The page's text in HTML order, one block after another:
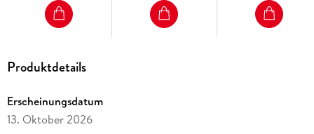
Produktdetails
Erscheinungsdatum
13. Oktober 2026